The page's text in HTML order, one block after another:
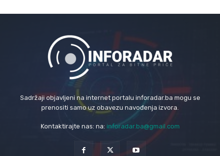
Sadržaji objavljeni na internet portalu inforadar.ba mogu se
prenositi samo uz obavezu navođenja izvora.
Kontaktirajte nas: na: inforadar.ba@gmail.com